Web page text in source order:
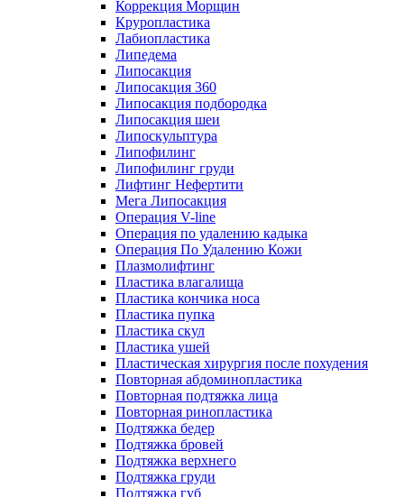
Коррекция Морщин
Круропластика
Лабиопластика
Липедема
Липосакция
Липосакция 360
Липосакция подбородка
Липосакция шеи
Липоскульптура
Липофилинг
Липофилинг груди
Лифтинг Нефертити
Мега Липосакция
Операция V-line
Операция по удалению кадыка
Операция По Удалению Кожи
Плазмолифтинг
Пластика влагалища
Пластика кончика носа
Пластика пупка
Пластика скул
Пластика ушей
Пластическая хирургия после похудения
Повторная абдоминопластика
Повторная подтяжка лица
Повторная ринопластика
Подтяжка бедер
Подтяжка бровей
Подтяжка верхнего
Подтяжка груди
Подтяжка губ